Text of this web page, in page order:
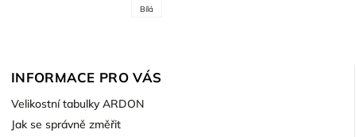
Bílá
INFORMACE PRO VÁS
Velikostní tabulky ARDON
Jak se správně změřit